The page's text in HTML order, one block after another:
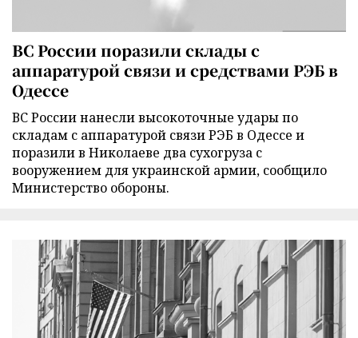
ВС России поразили склады с
аппаратурой связи и средствами РЭБ в
Одессе
ВС России нанесли высокоточные удары по
складам с аппаратурой связи РЭБ в Одессе и
поразили в Николаеве два сухогруза с
вооружением для украинской армии, сообщило
Министерство обороны.